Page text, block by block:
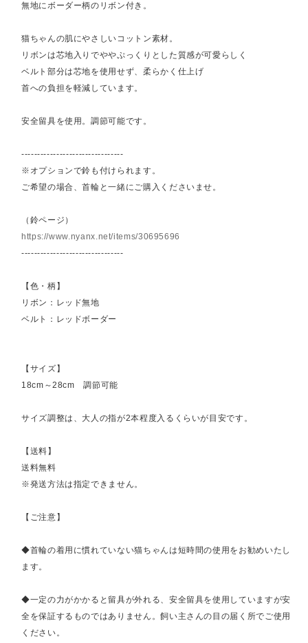
無地にボーダー柄のリボン付き。
猫ちゃんの肌にやさしいコットン素材。
リボンは芯地入りでややぷっくりとした質感が可愛らしく
ベルト部分は芯地を使用せず、柔らかく仕上げ
首への負担を軽減しています。
安全留具を使用。調節可能です。
--------------------------------
※オプションで鈴も付けられます。
ご希望の場合、首輪と一緒にご購入くださいませ。
（鈴ページ）
https://www.nyanx.net/items/30695696
--------------------------------
【色・柄】
リボン：レッド無地
ベルト：レッドボーダー
【サイズ】
18cm～28cm 調節可能
サイズ調整は、大人の指が2本程度入るくらいが目安です。
【送料】
送料無料
※発送方法は指定できません。
【ご注意】
◆首輪の着用に慣れていない猫ちゃんは短時間の使用をお勧めいたし
ます。
◆一定の力がかかると留具が外れる、安全留具を使用していますが安
全を保証するものではありません。飼い主さんの目の届く所でご使用
ください。